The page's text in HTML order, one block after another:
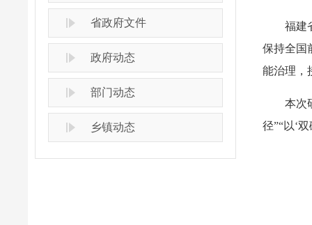
省政府文件
政府动态
部门动态
乡镇动态
福建
保持全国
能治理，
本次
径”“以‘